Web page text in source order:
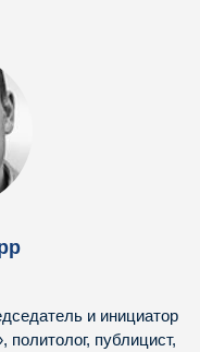
и инициатор
политолог, публицист,